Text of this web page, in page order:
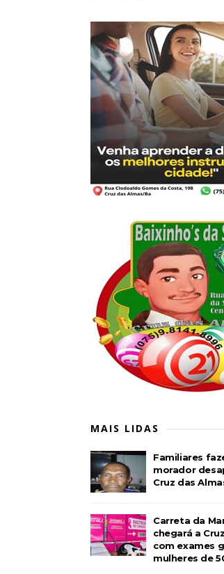
MAIS LIDAS
Familiares
morador
Cruz das
Carreta da
chegará a
com exames
mulheres de